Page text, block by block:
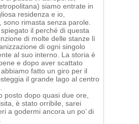
siamo entrate in
residenza e io,
sono rimasta senza parole.
il perché di questa
di molte delle stanze lì
di ogni singolo
al suo interno. La storia è
e dopo aver scattato
fatto un giro per il
il grande lago al centro
posto dopo quasi due ore,
è stato orribile, sarei
a godermi ancora un po’ di